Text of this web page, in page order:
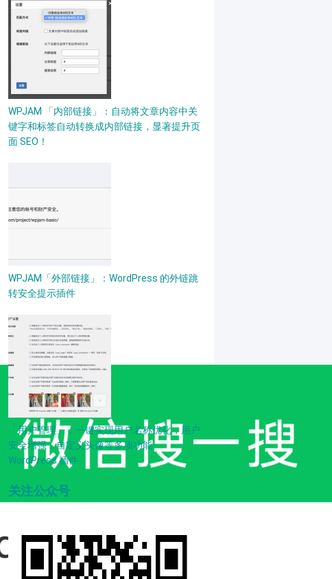
WPJAM 「内部链接」：自动将文章内容中关
键字和标签自动转换成内部链接，显著提升页
面 SEO！
WPJAM「外部链接」：WordPress 的外链跳
转安全提示插件
「用户管理」：一键实现用户名称优化，用户
安全增强，自定义头像等多项功能
WordPress 插件
关注公众号